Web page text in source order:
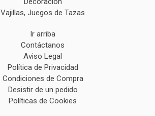
Vajillas, Juegos de Tazas
Ir arriba
Contáctanos
Aviso Legal
Política de Privacidad
Condiciones de Compra
Desistir de un pedido
Políticas de Cookies